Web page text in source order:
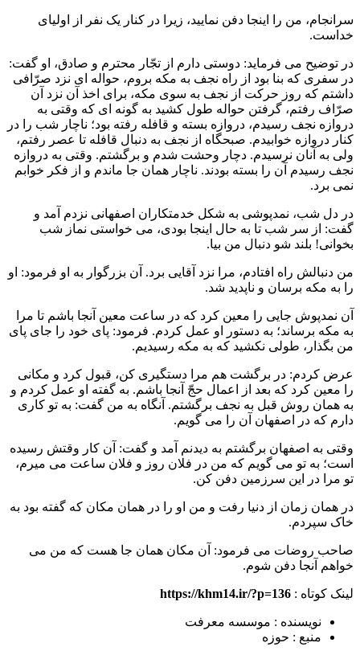
سرانجام، من را اینجا دفن نمایید، زیرا در کنار یک نفر از اولیای
خداست.
در توضیح می فرماید: دوستی دارم از تجّار محترم و صادق، او گفت:
در سفری که بنا بود از راه نجف به مکه بروم، حواله ای نزد صرّافی
داشتم که روز حرکت از نجف به سوی مکه، برای اخذ آن نزد آن
صرّاف رفتم، گرفتن حواله طول کشید به گونه ای که وقتی به
دروازه نجف رسیدم، دروازه بسته و قافله رفته بود؛ ناچار شب را در
کنار دروازه خوابیدم. صبحگاه از نجف به دنبال قافله تا عصر رفتم،
ولی به آنان نرسیدم. دچار وحشت شدم و برگشتم. وقتی به دروازه
نجف رسیدم آن را بسته بودند. ناچار همان جا ماندم و از فکر خوابم
نمی برد.
در دل شب، نمدپوشی به شکل خدمتکاران اصفهانی نزدم آمد و
گفت: از سر شب تا به حال اینجا بودی، می خواستی نماز شب
بخوانی! بلند شو دنبال من بیا.
من دنبالش راه افتادم، مرا نزد آقایی برد. آن بزرگوار به او فرمود: او
را به مکه برسان و ناپدید شد.
آن نمدپوش جایی را معین کرد که در ساعت معین آنجا باشم تا مرا
به مکه برساند؛ به دستور او عمل کردم. فرمود: پای خود را جای پای
من بگذار، طولی نکشید که به مکه رسیدیم.
عرض کردم: در برگشت هم مرا دستگیری کن، قبول کرد و مکانی
را معین کرد که بعد از اعمال حجّ آنجا باشم. به گفته او عمل کردم و
به همان روش قبل به نجف برگشتم. آنگاه به من گفت: به تو کاری
دارم که در اصفهان آن را می گویم.
وقتی به اصفهان برگشتم به دیدنم آمد و گفت: آن کار وقتش رسیده
است؛ به تو می گویم که من در فلان روز و فلان ساعت می میرم،
تو مرا در این سرزمین دفن کن.
در همان زمان از دنیا رفت و من او را در همان مکان که گفته بود به
خاک سپردم.
صاحب روضات می فرمود: آن مکان همان جا هست که من می
خواهم آنجا دفن شوم.
لینک کوتاه : https://khm14.ir/?p=136
نویسنده : موسسه معرفت
منبع : حوزه